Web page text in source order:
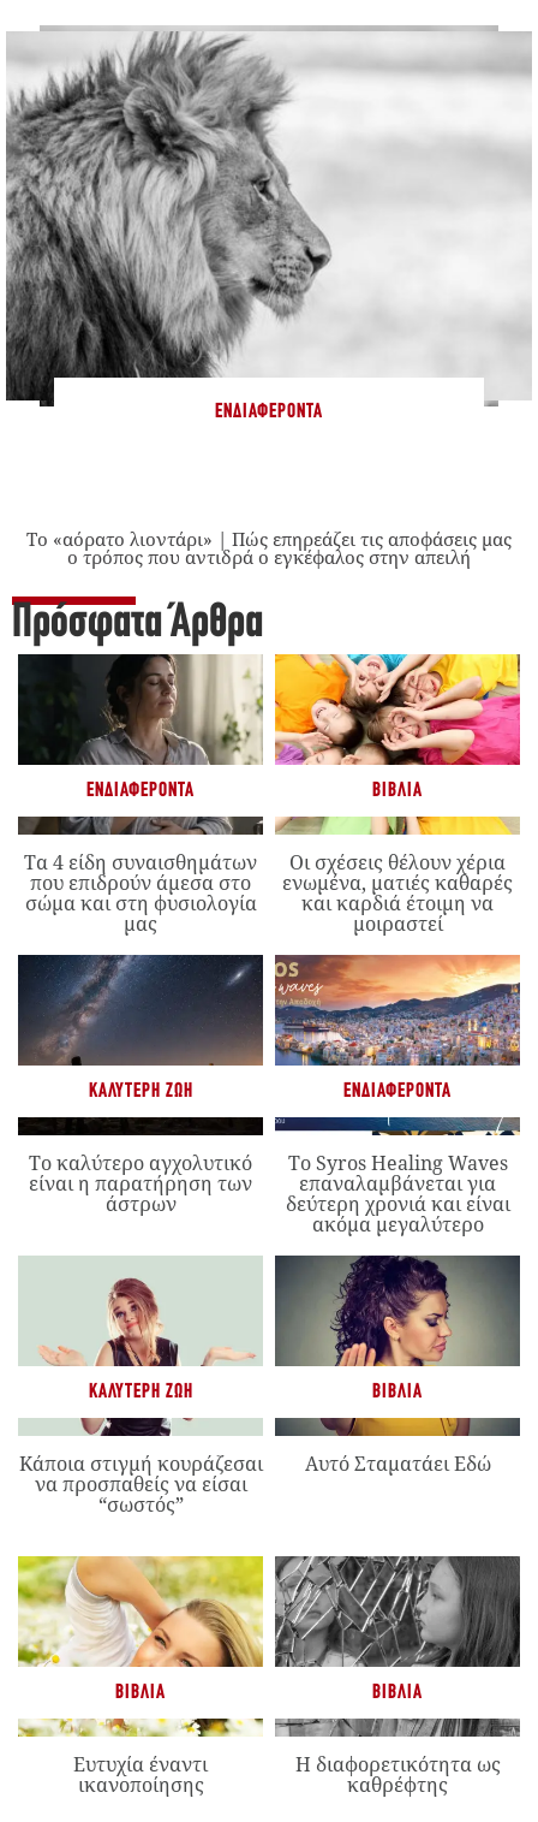
ΕΝΔΙΑΦΈΡΟΝΤΑ
Το «αόρατο λιοντάρι» | Πώς επηρεάζει τις αποφάσεις μας
ο τρόπος που αντιδρά ο εγκέφαλος στην απειλή
Πρόσφατα Άρθρα
ΕΝΔΙΑΦΈΡΟΝΤΑ
Τα 4 είδη συναισθημάτων
που επιδρούν άμεσα στο
σώμα και στη φυσιολογία
μας
ΒΙΒΛΊΑ
Οι σχέσεις θέλουν χέρια
ενωμένα, ματιές καθαρές
και καρδιά έτοιμη να
μοιραστεί
ΚΑΛΎΤΕΡΗ ΖΩΉ
Το καλύτερο αγχολυτικό
είναι η παρατήρηση των
άστρων
ΕΝΔΙΑΦΈΡΟΝΤΑ
Το Syros Healing Waves
επαναλαμβάνεται για
δεύτερη χρονιά και είναι
ακόμα μεγαλύτερο
ΚΑΛΎΤΕΡΗ ΖΩΉ
Κάποια στιγμή κουράζεσαι
να προσπαθείς να είσαι
“σωστός”
ΒΙΒΛΊΑ
Αυτό Σταματάει Εδώ
ΒΙΒΛΊΑ
Ευτυχία έναντι
ικανοποίησης
ΒΙΒΛΊΑ
Η διαφορετικότητα ως
καθρέφτης